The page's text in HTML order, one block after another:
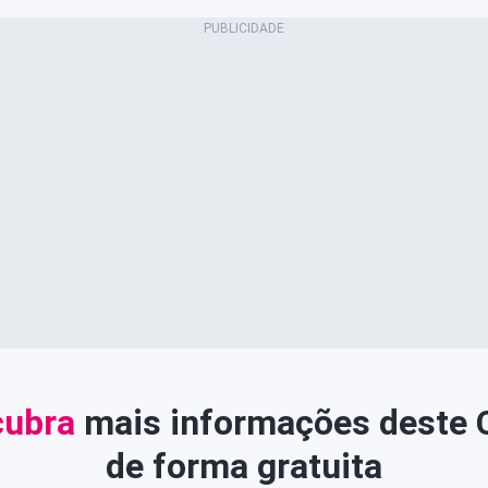
mais informações deste
de forma gratuita